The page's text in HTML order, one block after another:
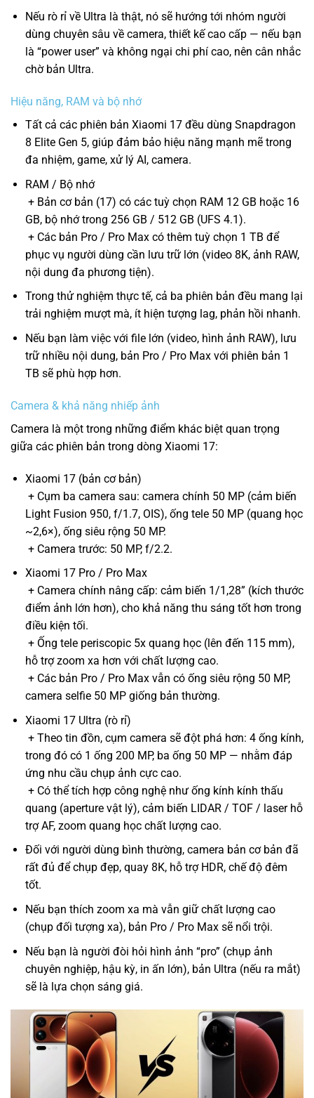
Nếu rò rỉ về Ultra là thật, nó sẽ hướng tới nhóm người
dùng chuyên sâu về camera, thiết kế cao cấp — nếu bạn
là “power user” và không ngại chi phí cao, nên cân nhắc
chờ bản Ultra.
Hiệu năng, RAM và bộ nhớ
Tất cả các phiên bản Xiaomi 17 đều dùng Snapdragon
8 Elite Gen 5, giúp đảm bảo hiệu năng mạnh mẽ trong
đa nhiệm, game, xử lý AI, camera.
RAM / Bộ nhớ
+ Bản cơ bản (17) có các tuỳ chọn RAM 12 GB hoặc 16
GB, bộ nhớ trong 256 GB / 512 GB (UFS 4.1).
+ Các bản Pro / Pro Max có thêm tuỳ chọn 1 TB để
phục vụ người dùng cần lưu trữ lớn (video 8K, ảnh RAW,
nội dung đa phương tiện).
Trong thử nghiệm thực tế, cả ba phiên bản đều mang lại
trải nghiệm mượt mà, ít hiện tượng lag, phản hồi nhanh.
Nếu bạn làm việc với file lớn (video, hình ảnh RAW), lưu
trữ nhiều nội dung, bản Pro / Pro Max với phiên bản 1
TB sẽ phù hợp hơn.
Camera & khả năng nhiếp ảnh
Camera là một trong những điểm khác biệt quan trọng
giữa các phiên bản trong dòng Xiaomi 17:
Xiaomi 17 (bản cơ bản)
+ Cụm ba camera sau: camera chính 50 MP (cảm biến
Light Fusion 950, f/1.7, OIS), ống tele 50 MP (quang học
~2,6×), ống siêu rộng 50 MP.
+ Camera trước: 50 MP, f/2.2.
Xiaomi 17 Pro / Pro Max
+ Camera chính nâng cấp: cảm biến 1/1,28” (kích thước
điểm ảnh lớn hơn), cho khả năng thu sáng tốt hơn trong
điều kiện tối.
+ Ống tele periscopic 5x quang học (lên đến 115 mm),
hỗ trợ zoom xa hơn với chất lượng cao.
+ Các bản Pro / Pro Max vẫn có ống siêu rộng 50 MP,
camera selfie 50 MP giống bản thường.
Xiaomi 17 Ultra (rò rỉ)
+ Theo tin đồn, cụm camera sẽ đột phá hơn: 4 ống kính,
trong đó có 1 ống 200 MP, ba ống 50 MP — nhằm đáp
ứng nhu cầu chụp ảnh cực cao.
+ Có thể tích hợp công nghệ như ống kính kính thấu
quang (aperture vật lý), cảm biến LIDAR / TOF / laser hỗ
trợ AF, zoom quang học chất lượng cao.
Đối với người dùng bình thường, camera bản cơ bản đã
rất đủ để chụp đẹp, quay 8K, hỗ trợ HDR, chế độ đêm
tốt.
Nếu bạn thích zoom xa mà vẫn giữ chất lượng cao
(chụp đối tượng xa), bản Pro / Pro Max sẽ nổi trội.
Nếu bạn là người đòi hỏi hình ảnh “pro” (chụp ảnh
chuyên nghiệp, hậu kỳ, in ấn lớn), bản Ultra (nếu ra mắt)
sẽ là lựa chọn sáng giá.